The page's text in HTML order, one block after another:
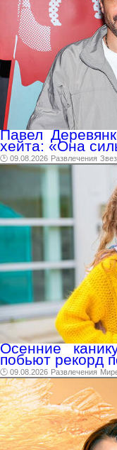
Павел
хейта: «Она
🕑 09.08.2026 Развлечения
Осенние
побьют рекорд
🕑 09.08.2026 Развлечения